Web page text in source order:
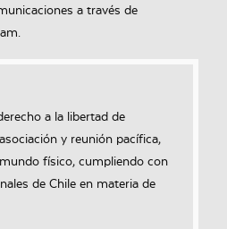
a través de
a la libertad de
y reunión pacífica,
físico, cumpliendo con
de Chile en materia de